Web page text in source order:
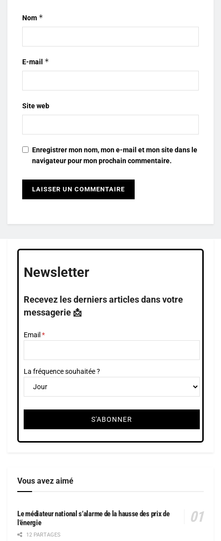
Nom *
E-mail *
Site web
Enregistrer mon nom, mon e-mail et mon site dans le
navigateur pour mon prochain commentaire.
Newsletter
Recevez les derniers articles dans votre
messagerie 📩
Email
La fréquence souhaitée ?
Vous avez aimé
Le médiateur national s’alarme de la hausse des prix de
l’énergie
12 PARTAGES